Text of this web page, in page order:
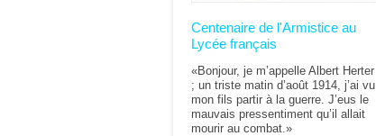
Centenaire de l'Armistice au
Lycée français
«Bonjour, je m’appelle Albert Herter
; un triste matin d’août 1914, j’ai vu
mon fils partir à la guerre. J’eus le
mauvais pressentiment qu’il allait
mourir au combat.»